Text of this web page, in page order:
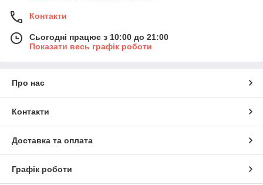
Контакти
Сьогодні працює з 10:00 до 21:00
Показати весь графік роботи
Про нас
Контакти
Доставка та оплата
Графік роботи